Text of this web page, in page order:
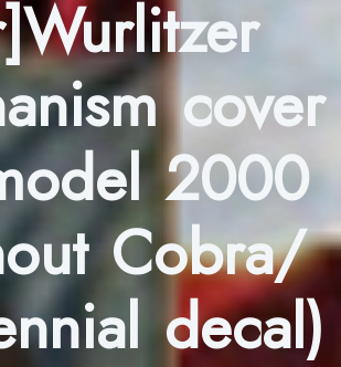
cover
2000
Cobra/
decal)